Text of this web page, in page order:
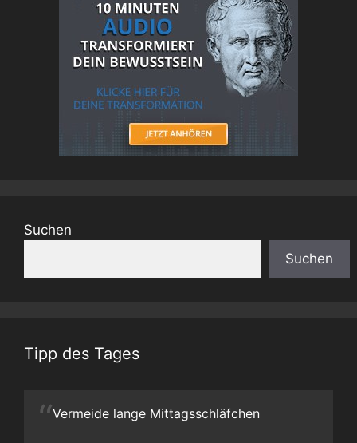
Suchen
Suchen
Tipp des Tages
“Vermeide lange Mittagsschläfchen